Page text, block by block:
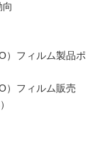
）フィルム製品ポ
）フィルム販売